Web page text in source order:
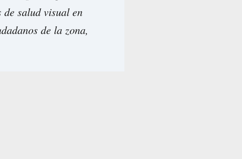
salud visual en
de la zona,